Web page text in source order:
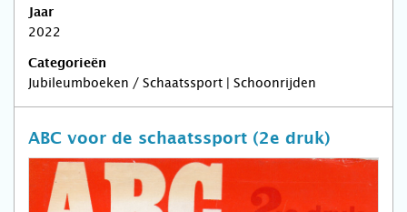
Jaar
2022
Categorieën
Jubileumboeken / Schaatssport | Schoonrijden
ABC voor de schaatssport (2e druk)